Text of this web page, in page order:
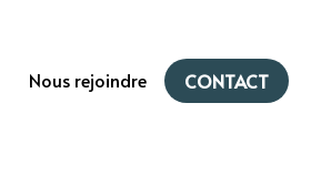
Nous rejoindre CONTACT